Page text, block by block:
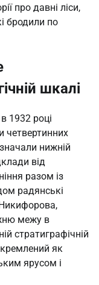
про давні ліси,
бродили по
шкалі
1932 році
четвертинних
нижній
від
разом із
радянські
межу в
стратиграфічній
як
ярусом і